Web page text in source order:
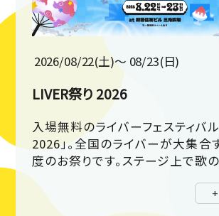
2026/08/22(土)〜 08/23(日)
LIVER祭り 2026
入場無料のライバーフェスティバ
2026」。全国のライバーが大集合
度のお祭りです。ステージ上で歌